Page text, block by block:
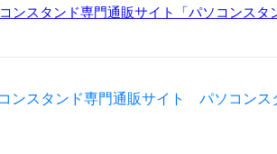
ンスタンド専門通販サイト「パソコンスタ
スタンド専門通販サイト パソコンス